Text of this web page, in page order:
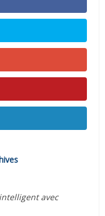
avec